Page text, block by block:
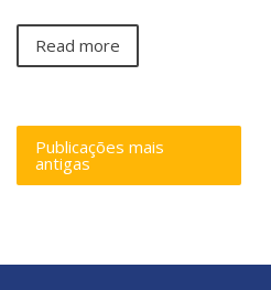
Read more
Publicações mais
antigas